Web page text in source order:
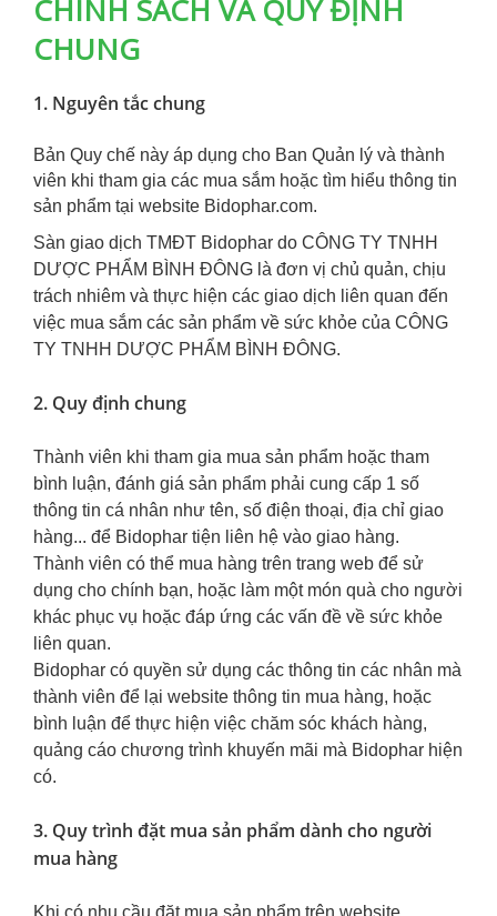
CHÍNH SÁCH VÀ QUY ĐỊNH
CHUNG
1. Nguyên tắc chung
Bản Quy chế này áp dụng cho Ban Quản lý và thành
viên khi tham gia các mua sắm hoặc tìm hiểu thông tin
sản phẩm tại website Bidophar.com.
Sàn giao dịch TMĐT Bidophar do CÔNG TY TNHH
DƯỢC PHẨM BÌNH ĐÔNG là đơn vị chủ quản, chịu
trách nhiêm và thực hiện các giao dịch liên quan đến
việc mua sắm các sản phẩm về sức khỏe của CÔNG
TY TNHH DƯỢC PHẨM BÌNH ĐÔNG.
2. Quy định chung
Thành viên khi tham gia mua sản phẩm hoặc tham
bình luận, đánh giá sản phẩm phải cung cấp 1 số
thông tin cá nhân như tên, số điện thoại, địa chỉ giao
hàng... để Bidophar tiện liên hệ vào giao hàng.
Thành viên có thể mua hàng trên trang web để sử
dụng cho chính bạn, hoặc làm một món quà cho người
khác phục vụ hoặc đáp ứng các vấn đề về sức khỏe
liên quan.
Bidophar có quyền sử dụng các thông tin các nhân mà
thành viên để lại website thông tin mua hàng, hoặc
bình luận để thực hiện việc chăm sóc khách hàng,
quảng cáo chương trình khuyến mãi mà Bidophar hiện
có.
3. Quy trình đặt mua sản phẩm dành cho người
mua hàng
Khi có nhu cầu đặt mua sản phẩm trên website